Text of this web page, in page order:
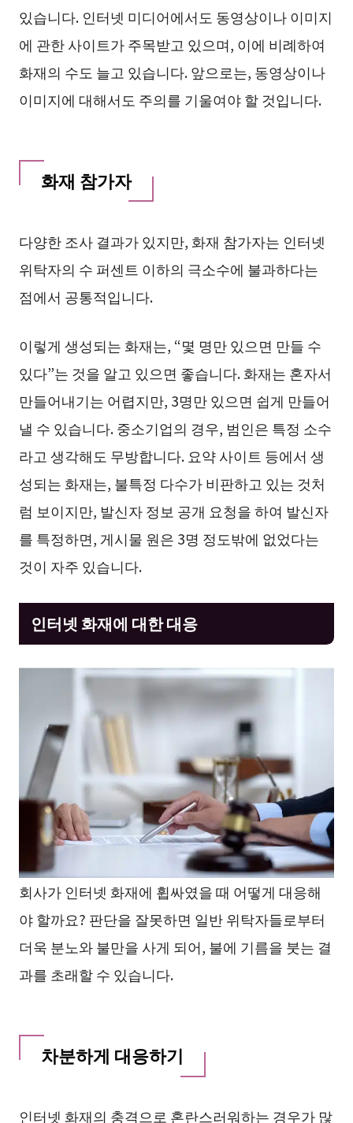
있습니다. 인터넷 미디어에서도 동영상이나 이미지
에 관한 사이트가 주목받고 있으며, 이에 비례하여
화재의 수도 늘고 있습니다. 앞으로는, 동영상이나
이미지에 대해서도 주의를 기울여야 할 것입니다.
화재 참가자
다양한 조사 결과가 있지만, 화재 참가자는 인터넷
위탁자의 수 퍼센트 이하의 극소수에 불과하다는
점에서 공통적입니다.
이렇게 생성되는 화재는, “몇 명만 있으면 만들 수
있다”는 것을 알고 있으면 좋습니다. 화재는 혼자서
만들어내기는 어렵지만, 3명만 있으면 쉽게 만들어
낼 수 있습니다. 중소기업의 경우, 범인은 특정 소수
라고 생각해도 무방합니다. 요약 사이트 등에서 생
성되는 화재는, 불특정 다수가 비판하고 있는 것처
럼 보이지만, 발신자 정보 공개 요청을 하여 발신자
를 특정하면, 게시물 원은 3명 정도밖에 없었다는
것이 자주 있습니다.
인터넷 화재에 대한 대응
회사가 인터넷 화재에 휩싸였을 때 어떻게 대응해
야 할까요? 판단을 잘못하면 일반 위탁자들로부터
더욱 분노와 불만을 사게 되어, 불에 기름을 붓는 결
과를 초래할 수 있습니다.
차분하게 대응하기
인터넷 화재의 충격으로 혼란스러워하는 경우가 많